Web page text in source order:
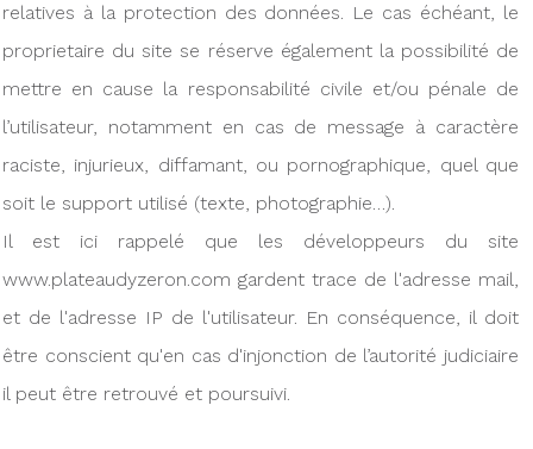
relatives à la protection des données. Le cas échéant, le
proprietaire du site se réserve également la possibilité de
mettre en cause la responsabilité civile et/ou pénale de
l’utilisateur, notamment en cas de message à caractère
raciste, injurieux, diffamant, ou pornographique, quel que
soit le support utilisé (texte, photographie…).
Il est ici rappelé que les développeurs du site
www.plateaudyzeron.com gardent trace de l'adresse mail,
et de l'adresse IP de l'utilisateur. En conséquence, il doit
être conscient qu'en cas d'injonction de l’autorité judiciaire
il peut être retrouvé et poursuivi.